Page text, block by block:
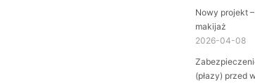
Nowy projekt
makijaż
2026-04-08
(płazy) przed